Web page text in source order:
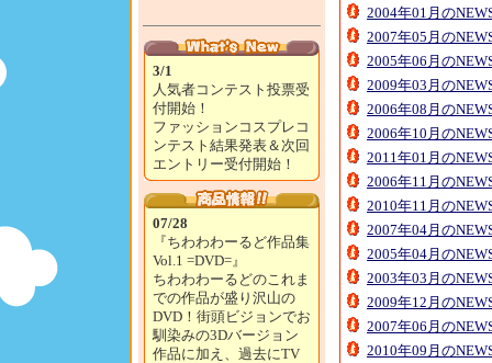
3/1
人気者コンテスト投票受
付開始！
ファッションコスプレコ
ンテスト結果発表＆次回
エントリー受付開始！
07/28
『ちわわわーるど作品集
Vol.1 =DVD=』
ちわわわーるどのこれま
での作品が盛り沢山の
DVD！街頭ビジョンでお
馴染みの3Dバージョン
作品に加え、過去にTV
2004年01月の
2007年05月の
2005年06月の
2009年03月の
2006年08月の
2006年10月の
2011年01月の
2006年11月の
2010年11月の
2007年04月の
2005年04月の
2003年03月の
2009年12月の
2007年06月の
2010年09月の